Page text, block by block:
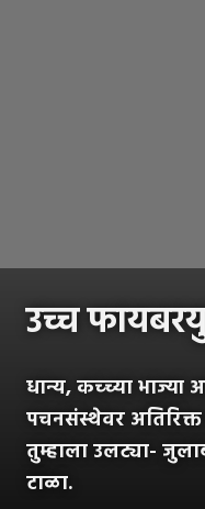
उच्च
धान्य, कच्च्या भाज्या
पचनसंस्थेवर
तुम्हाला उलट्या-
टाळा.